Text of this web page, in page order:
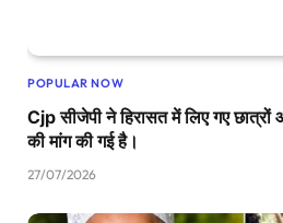
POPULAR NOW
Cjp सीजेपी ने हिरासत में लिए गए छात्रों
की मांग की गई है।
27/07/2026